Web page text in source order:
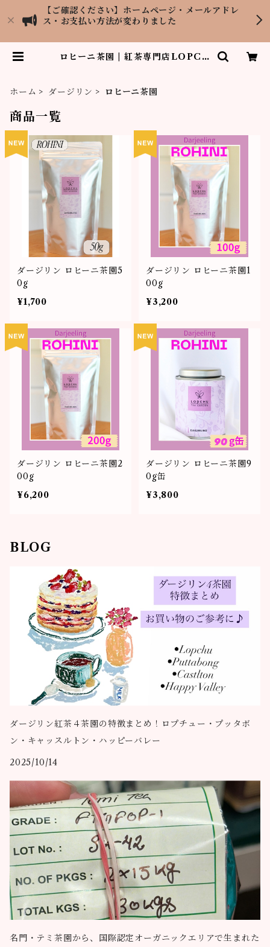
【ご確認ください】ホームページ・メールアドレ
ス・お支払い方法が変わりました
ロヒーニ茶園 | 紅茶専門店LOPCH
ホーム ダージリン ロヒーニ茶園
商品一覧
ダージリン ロヒーニ茶園5
0g
¥1,700
ダージリン ロヒーニ茶園1
00g
¥3,200
ダージリン ロヒーニ茶園2
00g
¥6,200
ダージリン ロヒーニ茶園9
0g缶
¥3,800
BLOG
ダージリン紅茶４茶園の特徴まとめ！ロプチュー・プッタボ
ン・キャッスルトン・ハッピーバレー
2025/10/14
名門・テミ茶園から、国際認定オーガニックエリアで生まれた